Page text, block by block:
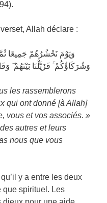
Allah déclare :
وَيَوْمَ نَحْشُرُهُمْ جَمِيعًا
وَشُرَكَاؤُكُمْ ۚ فَزَيَّلْنَا بَيْنَهُمْ
les rassemblerons
qui ont donné [à Allah]
vous et vos associés. »
autres et leurs
nous que vous
y a entre les deux
que spirituel. Les